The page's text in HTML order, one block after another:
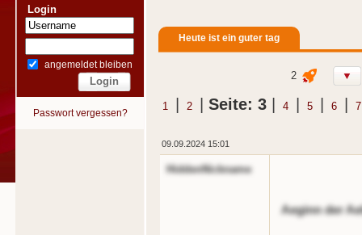
Login
angemeldet bleiben
Passwort vergessen?
Heute ist ein guter tag
▼
2
1 2 Seite: 3 4 5 6 7
09.09.2024 15:01
HiddenNickname
Aeginn der